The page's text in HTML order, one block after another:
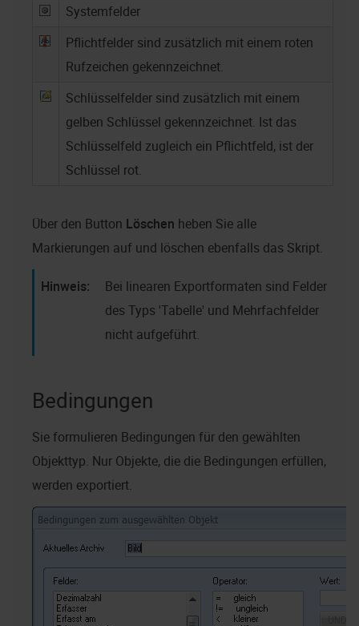
Systemfelder
Pflichtfelder sind zusätzlich mit einem roten
Rufzeichen gekennzeichnet.
Schlüsselfelder sind zusätzlich mit einem
gelben Schlüssel gekennzeichnet. Ist das
Schlüsselfeld zugleich ein Pflichtfeld, ist der
Schlüssel rot.
Über den Button Löschen heben Sie alle
Markierungen auf und löschen ebenfalls das Skript.
Bei linearen Exportformaten sind Felder
des Typs 'Tabelle' und Mehrfachfelder
nicht aufgeführt.
Bedingungen
Sie formulieren Bedingungen für den gewählten
Objekttyp. Nur Objekte, die die Bedingungen erfüllen,
werden exportiert.